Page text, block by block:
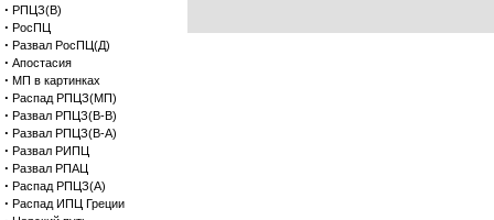
· РПЦЗ(В)
· РосПЦ
· Развал РосПЦ(Д)
· Апостасия
· МП в картинках
· Распад РПЦЗ(МП)
· Развал РПЦЗ(В-В)
· Развал РПЦЗ(В-А)
· Развал РИПЦ
· Развал РПАЦ
· Распад РПЦЗ(А)
· Распад ИПЦ Греции